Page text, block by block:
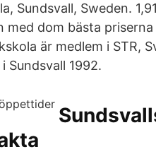
Sundsvall, Sweden.
med dom bästa
är medlem i STR,
Sundsvall 1992.